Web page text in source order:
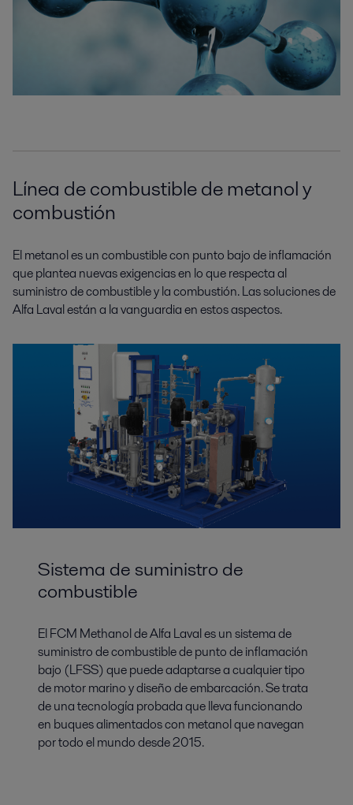
Línea de combustible de metanol y
combustión
El metanol es un combustible con punto bajo de inflamación
que plantea nuevas exigencias en lo que respecta al
suministro de combustible y la combustión. Las soluciones de
Alfa Laval están a la vanguardia en estos aspectos.
Sistema de suministro de
combustible
El FCM Methanol de Alfa Laval es un sistema de
suministro de combustible de punto de inflamación
bajo (LFSS) que puede adaptarse a cualquier tipo
de motor marino y diseño de embarcación. Se trata
de una tecnología probada que lleva funcionando
en buques alimentados con metanol que navegan
por todo el mundo desde 2015.